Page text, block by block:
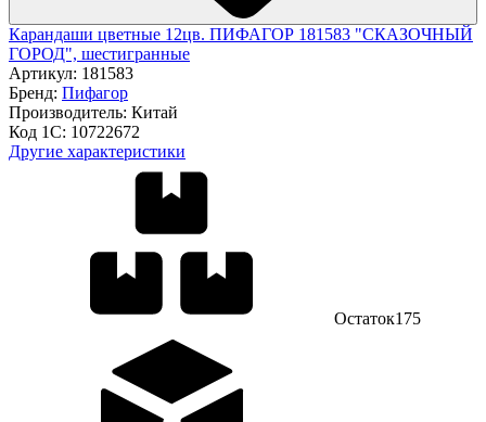
Карандаши цветные 12цв. ПИФАГОР 181583 "СКАЗОЧНЫЙ
ГОРОД", шестигранные
Артикул: 181583
Бренд: Пифагор
Производитель: Китай
Код 1С: 10722672
Другие характеристики
Остаток175